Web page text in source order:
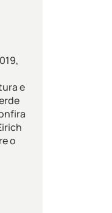
e
o